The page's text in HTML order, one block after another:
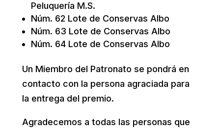
Peluquería M.S.
Núm. 62 Lote de Conservas Albo
Núm. 63 Lote de Conservas Albo
Núm. 64 Lote de Conservas Albo
Un Miembro del Patronato se pondrá en
contacto con la persona agraciada para
la entrega del premio.
Agradecemos a todas las personas que